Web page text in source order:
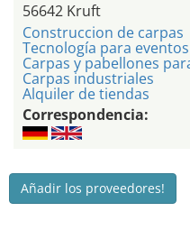
56642 Kruft
Construccion de carpas
Tecnología para eventos
Carpas y pabellones
Carpas industriales
Alquiler de tiendas
Correspondencia:
Añadir los proveedores!